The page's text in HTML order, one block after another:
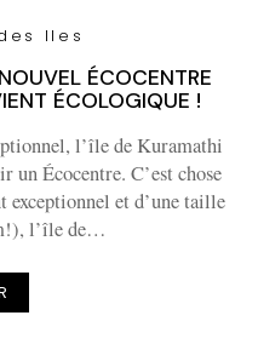
Iles
ÉCOCENTRE
ÉCOLOGIQUE !
l’île de Kuramathi
Écocentre. C’est chose
exceptionnel et d’une taille
l’île de…